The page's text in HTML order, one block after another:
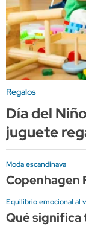
Regalos
Día del
juguete
Moda escandinava
Copenhagen
Equilibrio emocional al
Qué significa